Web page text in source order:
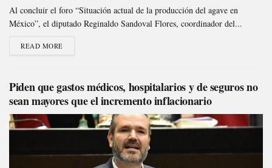
Al concluir el foro “Situación actual de la producción del agave en
México”, el diputado Reginaldo Sandoval Flores, coordinador del...
READ MORE
Piden que gastos médicos, hospitalarios y de seguros no
sean mayores que el incremento inflacionario